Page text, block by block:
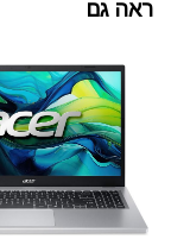
ראה גם